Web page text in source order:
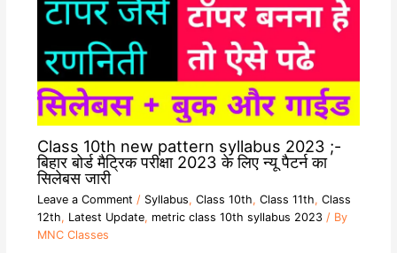
Class 10th new pattern syllabus 2023 ;-
बिहार बोर्ड मैट्रिक परीक्षा 2023 के लिए न्यू पैटर्न का
सिलेबस जारी
Leave a Comment / Syllabus, Class 10th, Class 11th, Class
12th, Latest Update, metric class 10th syllabus 2023/ By
MNC Classes